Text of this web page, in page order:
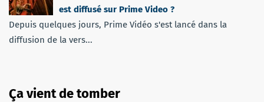
est diffusé sur Prime Video ?
Depuis quelques jours, Prime Vidéo s'est lancé dans la
diffusion de la vers...
Ça vient de tomber